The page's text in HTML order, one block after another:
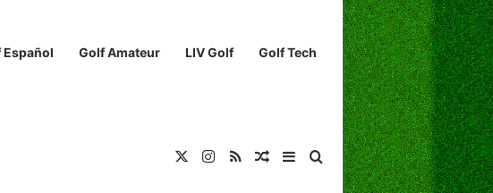
Español Golf Amateur LIV Golf Golf Tech
Instagram
RSS ¡Muéstrame un artículo
Barra lateral
Buscar...